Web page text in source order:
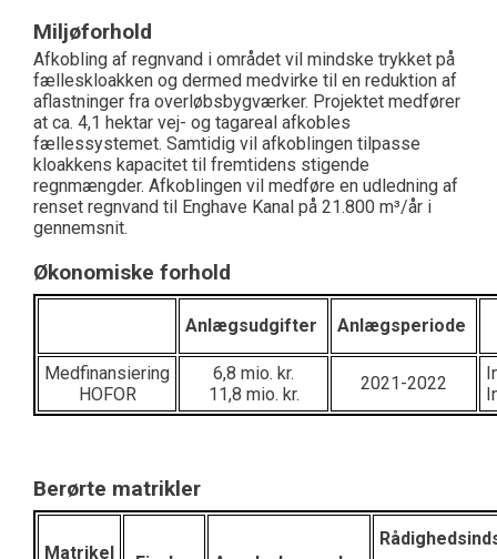
Miljøforhold
Afkobling af regnvand i området vil mindske trykket på
fælleskloakken og dermed medvirke til en reduktion af
aflastninger fra overløbsbygværker. Projektet medfører
at ca. 4,1 hektar vej- og tagareal afkobles
fællessystemet. Samtidig vil afkoblingen tilpasse
kloakkens kapacitet til fremtidens stigende
regnmængder. Afkoblingen vil medføre en udledning af
renset regnvand til Enghave Kanal på 21.800 m³/år i
gennemsnit.
Økonomiske forhold
Anlægsudgifter Anlægsperiode
Medfinansiering
HOFOR
6,8 mio. kr.
11,8 mio. kr.
2021-2022
Berørte matrikler
Matrikel